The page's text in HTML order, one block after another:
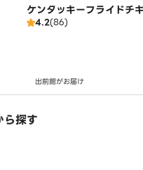
ケンタッキーフライド
4.2(86)
出前館がお届け
ら探す